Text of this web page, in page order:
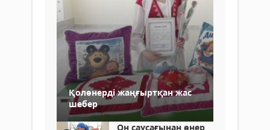
Қолөнерді жаңғыртқан жас
шебер
Он саусағынан өнер